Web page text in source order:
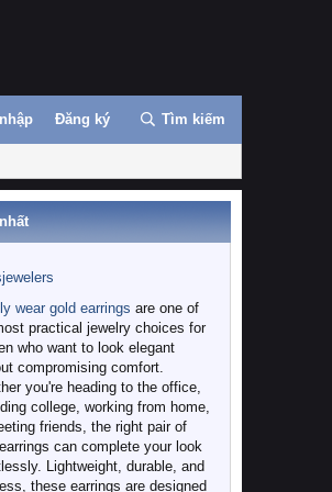
Đăng ký Tìm kiếm
wear gold earrings are one of
practical jewelry choices for
who want to look elegant
compromising comfort.
you're heading to the office,
college, working from home,
friends, the right pair of
can complete your look
Lightweight, durable, and
these earrings are designed